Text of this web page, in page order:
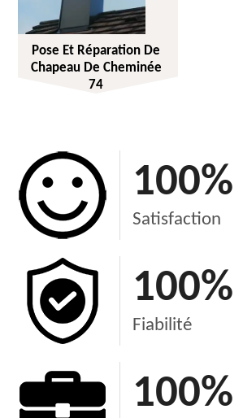
Pose Et Réparation De
Chapeau De Cheminée
74
100%
Satisfaction
100%
Fiabilité
100%